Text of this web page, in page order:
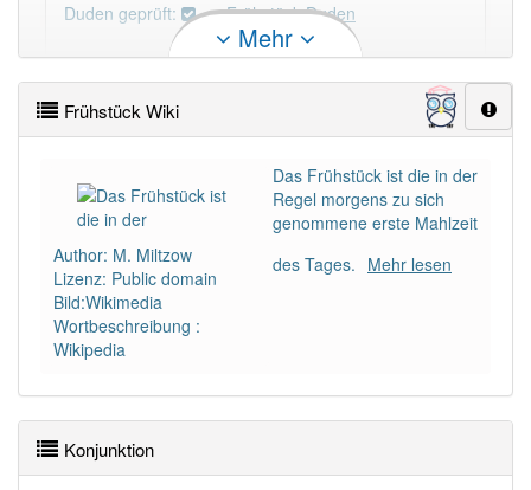
Duden geprüft: Frühstück Duden
PowerIndex:358
Häufigkeit: 6 von 10
Wörter mit Endung -frühstück: 7
Wörter mit Endung
anderen Artikel
93% unserer Spielapp-Nutzer haben den Artikel
korrekt erraten.
Mehr
Frühstück Wiki
Author: M. Miltzow
Lizenz: Public domain
Bild:Wikimedia
Wortbeschreibung :
Wikipedia
Das Frühstück ist die in der
Regel morgens zu sich
genommene erste Mahlzeit
des Tages. Mehr lesen
Konjunktion